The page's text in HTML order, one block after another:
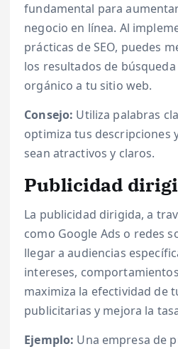
fundamental para
negocio en línea. Al
prácticas de SEO, puedes
los resultados de
orgánico a tu sitio web.
Consejo: Utiliza palabras
optimiza tus descripciones
sean atractivos y claros.
Publicidad
La publicidad dirigida, a
como Google Ads o redes
llegar a audiencias
intereses,
maximiza la efectividad de
publicitarias y mejora la
Ejemplo: Una empresa de